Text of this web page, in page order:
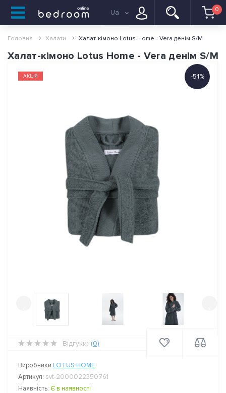
Ua 0
Головна Халати Халат-кімоно Lotus Home - Vera денім S/M
Халат-кімоно Lotus Home - Vera денім S/M
-51%
АКЦІЯ
Відгуки: (0)
Виробники LOTUS HOME
Артикул: svt-2000022350761
Наявність: Є в наявності